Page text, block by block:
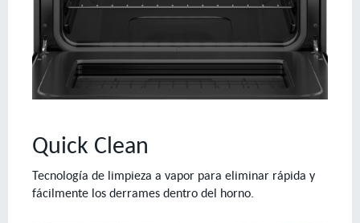
Quick Clean
Tecnología de limpieza a vapor para eliminar rápida y
fácilmente los derrames dentro del horno.